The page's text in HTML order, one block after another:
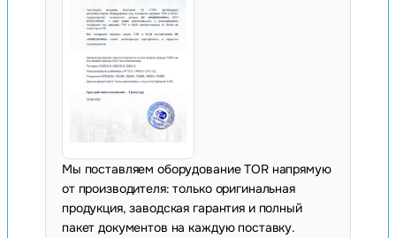
Мы поставляем оборудование TOR напрямую
от производителя: только оригинальная
продукция, заводская гарантия и полный
пакет документов на каждую поставку.